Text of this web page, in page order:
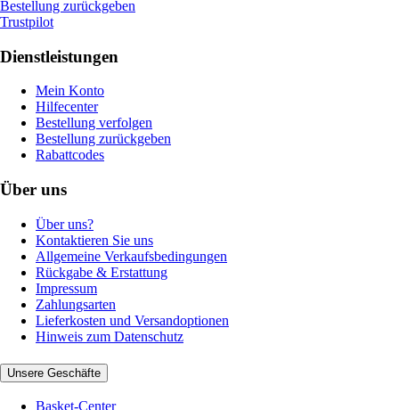
Bestellung zurückgeben
Trustpilot
Dienstleistungen
Mein Konto
Hilfecenter
Bestellung verfolgen
Bestellung zurückgeben
Rabattcodes
Über uns
Über uns?
Kontaktieren Sie uns
Allgemeine Verkaufsbedingungen
Rückgabe & Erstattung
Impressum
Zahlungsarten
Lieferkosten und Versandoptionen
Hinweis zum Datenschutz
Unsere Geschäfte
Basket-Center